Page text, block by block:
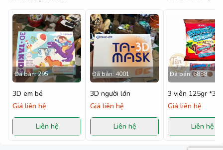
Đã bán:295
3D em bé
Giá liên hệ
Liên hệ
Đã bán: 4001
3D người lớn
Giá liên hệ
Liên hệ
Đã bán:6888
3 viên 125gr *36
Giá liên hệ
Liên hệ